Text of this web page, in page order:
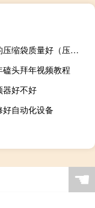
什么样的压缩袋质量好（压缩袋哪个牌子好）
磕头拜年视频教程
器好不好
好自动化设备
☚